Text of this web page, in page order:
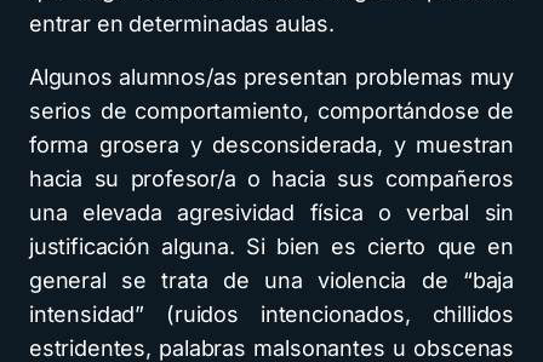
entrar en determinadas aulas.
Algunos alumnos/as presentan problemas muy
serios de comportamiento, comportándose de
forma grosera y desconsiderada, y muestran
hacia su profesor/a o hacia sus compañeros
una elevada agresividad física o verbal sin
justificación alguna. Si bien es cierto que en
general se trata de una violencia de “baja
intensidad” (ruidos intencionados, chillidos
estridentes, palabras malsonantes u obscenas